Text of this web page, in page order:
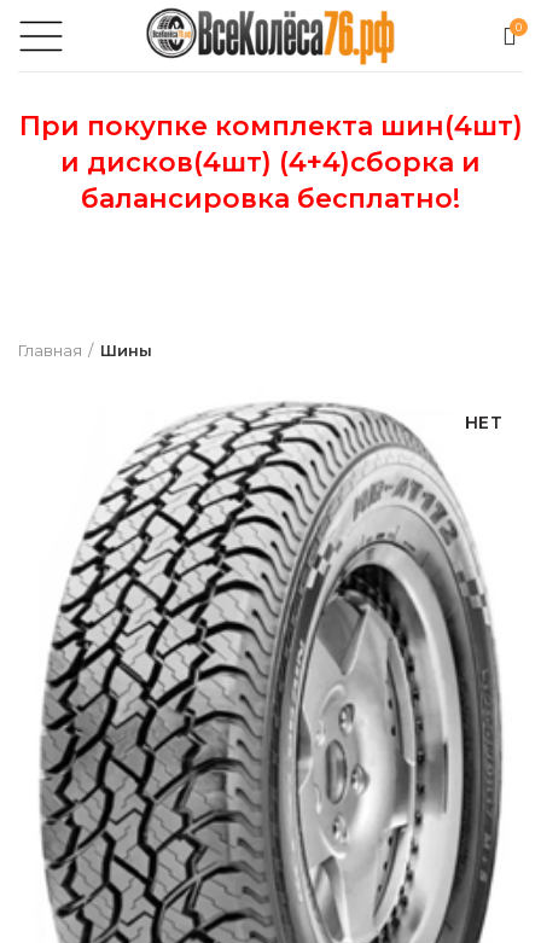
0
При покупке комплекта шин(4шт)
и дисков(4шт) (4+4)сборка и
балансировка бесплатно!
Главная Шины
НЕТ